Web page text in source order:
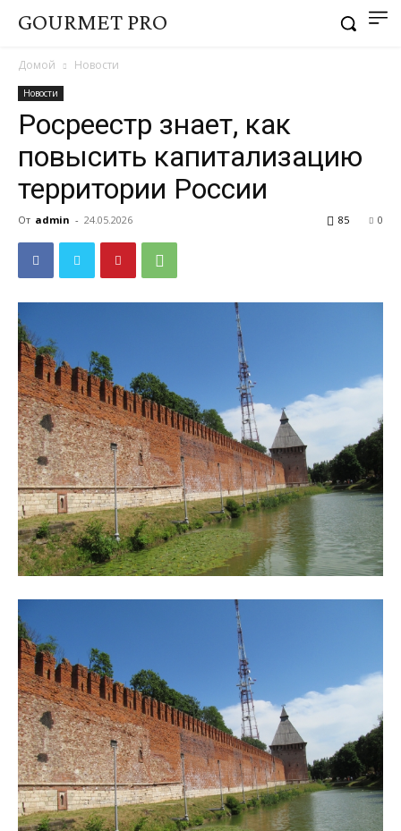
GOURMET PRO
Домой Новости
Новости
Росреестр знает, как
повысить капитализацию
территории России
От admin - 24.05.2026 0
85